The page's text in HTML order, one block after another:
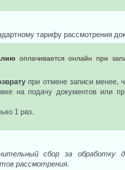
тарифу рассмотрения
оплачивается онлайн при
при отмене записи менее,
на подачу документов или
1 раз.
сбор за обработку
рассмотрения.